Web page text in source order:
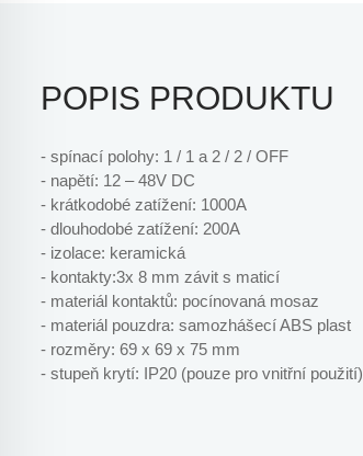
POPIS PRODUKTU
- spínací polohy: 1 / 1 a 2 / 2 / OFF
- napětí: 12 – 48V DC
- krátkodobé zatížení: 1000A
- dlouhodobé zatížení: 200A
- izolace: keramická
- kontakty:3x 8 mm závit s maticí
- materiál kontaktů: pocínovaná mosaz
- materiál pouzdra: samozhášecí ABS plast
- rozměry: 69 x 69 x 75 mm
- stupeň krytí: IP20 (pouze pro vnitřní použití)